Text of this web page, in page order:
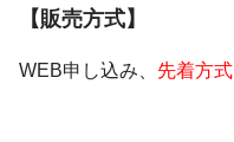
【販売方式】
WEB申し込み、 先着方式